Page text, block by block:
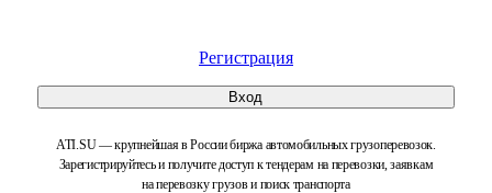
Регистрация
Вход
ATI.SU — крупнейшая в России биржа автомобильных грузоперевозок.
Зарегистрируйтесь и получите доступ к тендерам на перевозки, заявкам
на перевозку грузов и поиск транспорта